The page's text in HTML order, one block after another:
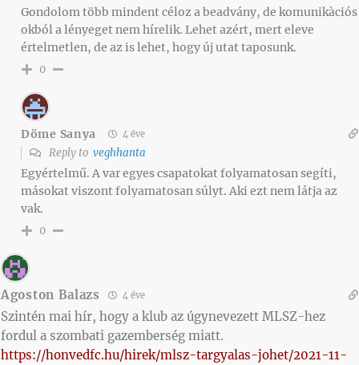
Gondolom több mindent céloz a beadvány, de komunikàciós
okból a lényeget nem hírelik. Lehet azért, mert eleve
értelmetlen, de az is lehet, hogy új utat taposunk.
0
Döme Sanya 4 éve
Reply to veghhanta
Egyértelmű. A var egyes csapatokat folyamatosan segíti,
másokat viszont folyamatosan súlyt. Aki ezt nem látja az
vak.
0
Agoston Balazs 4 éve
Szintén mai hír, hogy a klub az úgynevezett MLSZ-hez
fordul a szombati gazemberség miatt.
https://honvedfc.hu/hirek/mlsz-targyalas-johet/2021-11-